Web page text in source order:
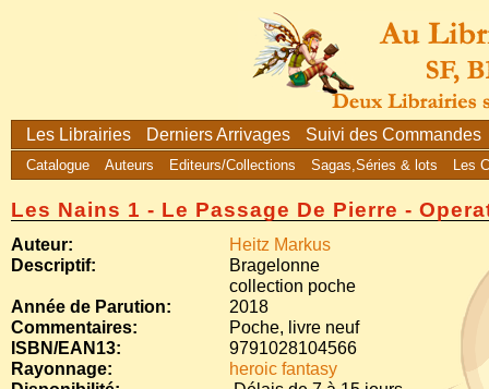
Les Librairies Derniers Arrivages Suivi des Commandes
Catalogue Auteurs Editeurs/Collections Sagas,Séries & lots Les
Les Nains 1 - Le Passage De Pierre -
Auteur:
Heitz Markus
Descriptif:
Bragelonne
collection poche
Année de Parution:
2018
Commentaires:
Poche, livre neuf
ISBN/EAN13:
9791028104566
Rayonnage:
heroic fantasy